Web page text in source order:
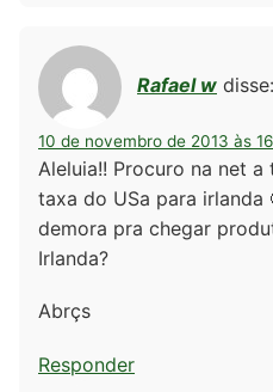
Rafael w disse:
10 de novembro de 2013 às
Aleluia!! Procuro na net
taxa do USa para irlanda
demora pra chegar
Irlanda?
Abrçs
Responder